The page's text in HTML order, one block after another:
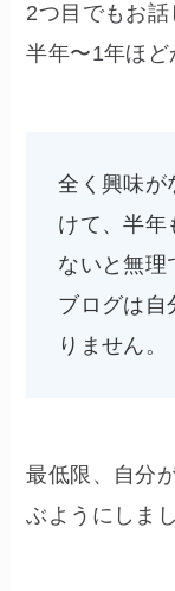
2つ目でもお
半年〜1年ほど
全く興味が
けて、半年
ないと無理
ブログは自
りません。
最低限、自分
ぶようにしま